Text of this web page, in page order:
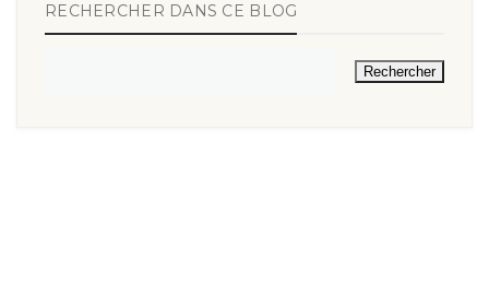
RECHERCHER DANS CE BLOG